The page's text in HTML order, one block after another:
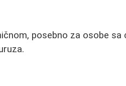
posebno za osobe sa